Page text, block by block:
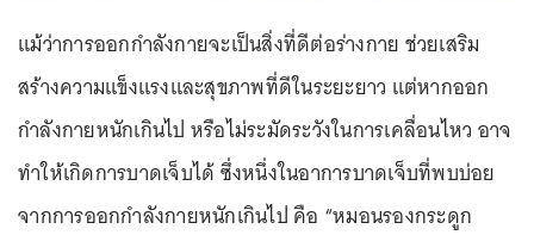
แม้ว่าการออกกำลังกายจะเป็นสิ่งที่ดีต่อร่างกาย ช่วยเสริม
สร้างความแข็งแรงและสุขภาพที่ดีในระยะยาว แต่หากออก
กำลังกายหนักเกินไป หรือไม่ระมัดระวังในการเคลื่อนไหว อาจ
ทำให้เกิดการบาดเจ็บได้ ซึ่งหนึ่งในอาการบาดเจ็บที่พบบ่อย
จากการออกกำลังกายหนักเกินไป คือ “หมอนรองกระดูก